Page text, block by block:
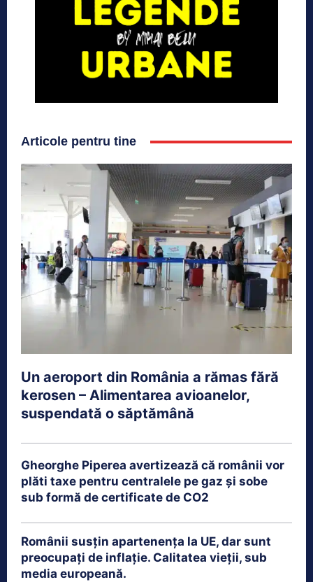
Articole pentru tine
Un aeroport din România a rămas fără
kerosen – Alimentarea avioanelor,
suspendată o săptămână
Gheorghe Piperea avertizează că românii vor
plăti taxe pentru centralele pe gaz și sobe
sub formă de certificate de CO2
Românii susțin apartenența la UE, dar sunt
preocupați de inflație. Calitatea vieții, sub
media europeană.